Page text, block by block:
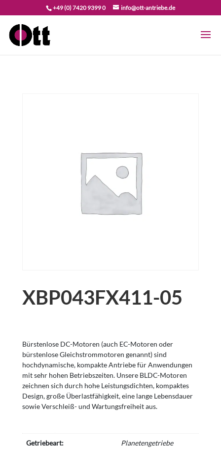
+49 (0) 7420 9399 0 info@ott-antriebe.de
XBP043FX411-05
Bürstenlose DC-Motoren (auch EC-Motoren oder
bürstenlose Gleichstrommotoren genannt) sind
hochdynamische, kompakte Antriebe für Anwendungen
mit sehr hohen Betriebszeiten. Unsere BLDC-Motoren
zeichnen sich durch hohe Leistungsdichten, kompaktes
Design, große Überlastfähigkeit, eine lange Lebensdauer
sowie Verschleiß- und Wartungsfreiheit aus.
Getriebeart: Planetengetriebe